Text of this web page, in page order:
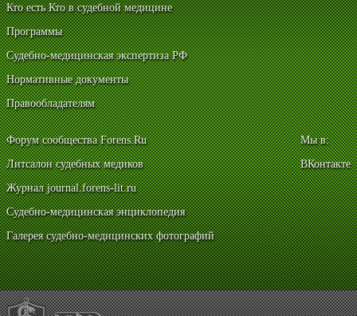
Кто есть Кто в судебной медицине
Программы
Судебно-медицинская экспертиза РФ
Нормативные документы
Правообладателям
Форум сообщества Forens.Ru
Литсалон судебных медиков
Журнал journal.forens-lit.ru
Судебно-медицинская энциклопедия
Галерея судебно-медицинских фотографий
Мы в:
ВКонтакте